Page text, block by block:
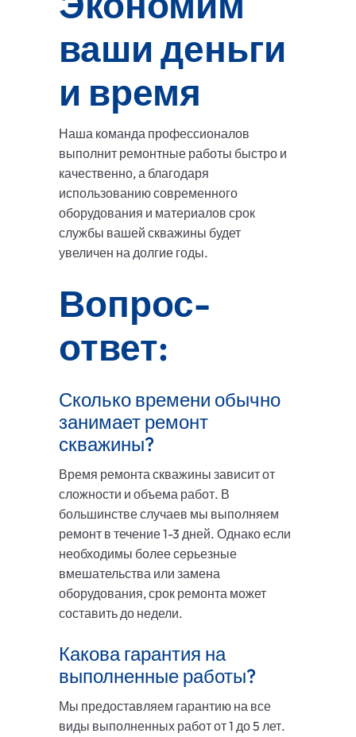
ваши деньги
и время
Наша команда профессионалов
выполнит ремонтные работы быстро и
качественно, а благодаря
использованию современного
оборудования и материалов срок
службы вашей скважины будет
увеличен на долгие годы.
Вопрос-
ответ:
Сколько времени обычно
занимает ремонт
скважины?
Время ремонта скважины зависит от
сложности и объема работ. В
большинстве случаев мы выполняем
ремонт в течение 1-3 дней. Однако если
необходимы более серьезные
вмешательства или замена
оборудования, срок ремонта может
составить до недели.
Какова гарантия на
выполненные работы?
Мы предоставляем гарантию на все
виды выполненных работ от 1 до 5 лет.